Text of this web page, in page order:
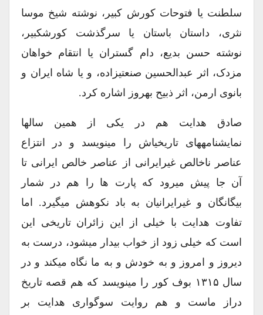
سلطنت یا فتوحات کورش کبیر، نوشته شیخ موسا
نثری، داستان باستان یا سرگذشت کورشکبیر،
نوشته حسن بدیع، دام گستران یا انتقام خواهان
مزدک، اثر عبدالحسین صنعتیزاده، و یا شاه ایران و
بانوی ارمن، اثر ذبیح بهروز اشاره کرد.
صادق هدایت هم در یکی از همین سالها
نمایشنامههای تاریخیاش را مینویسد و در انتزاع
عناصر ناخالص غیرایرانی از عناصر خالص ایرانی تا
آن جا پیش میرود که پارت ها را هم در شمار
بیگانگان و غیرایرانیان به باد نکوهش میگیرد. اما
تفاوت هدایت با خیلی از این زائران تاریخی این
است که خیلی زود از خواب بیدار میشود، درست به
دیروز و امروز و به خودش و به ما نگاه میکند و در
سال ۱۳۱۵ بوف کور را مینویسد که هم قصه تاریخ
دراز ماست و هم روایت سوگواری هدایت بر